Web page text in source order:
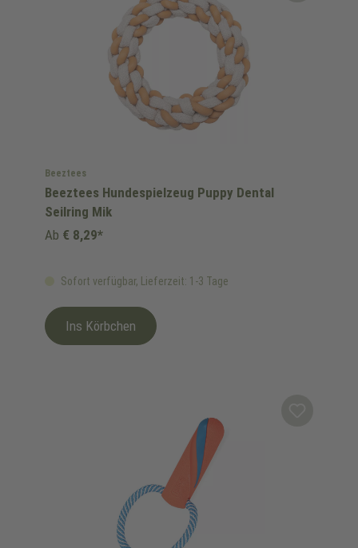
Beeztees
Beeztees Hundespielzeug Puppy Dental
Seilring Mik
Sofort verfügbar, Lieferzeit: 1-3 Tage
Ab € 8,29*
Ins Körbchen